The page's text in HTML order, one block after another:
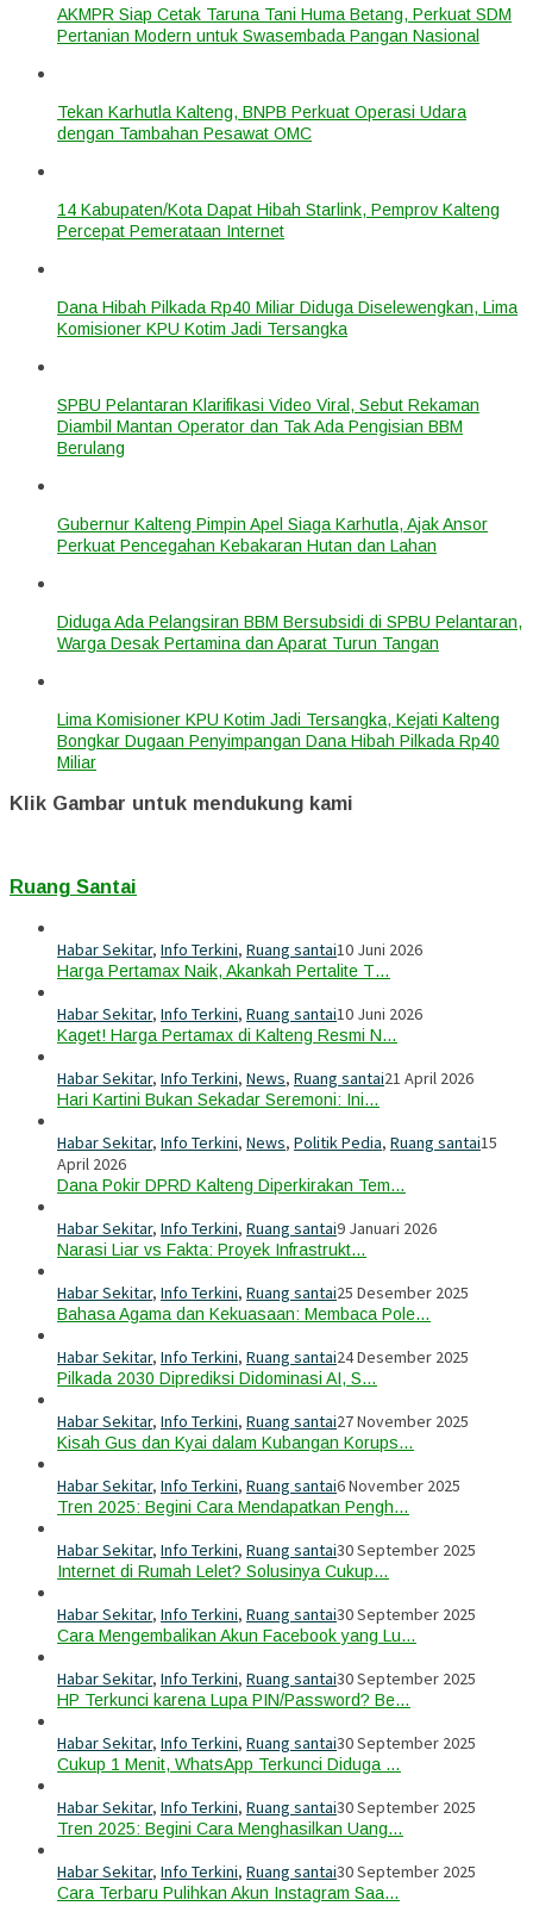
AKMPR Siap Cetak Taruna Tani Huma Betang, Perkuat SDM
Pertanian Modern untuk Swasembada Pangan Nasional
Tekan Karhutla Kalteng, BNPB Perkuat Operasi Udara
dengan Tambahan Pesawat OMC
14 Kabupaten/Kota Dapat Hibah Starlink, Pemprov Kalteng
Percepat Pemerataan Internet
Dana Hibah Pilkada Rp40 Miliar Diduga Diselewengkan, Lima
Komisioner KPU Kotim Jadi Tersangka
SPBU Pelantaran Klarifikasi Video Viral, Sebut Rekaman
Diambil Mantan Operator dan Tak Ada Pengisian BBM
Berulang
Gubernur Kalteng Pimpin Apel Siaga Karhutla, Ajak Ansor
Perkuat Pencegahan Kebakaran Hutan dan Lahan
Diduga Ada Pelangsiran BBM Bersubsidi di SPBU Pelantaran,
Warga Desak Pertamina dan Aparat Turun Tangan
Lima Komisioner KPU Kotim Jadi Tersangka, Kejati Kalteng
Bongkar Dugaan Penyimpangan Dana Hibah Pilkada Rp40
Miliar
Klik Gambar untuk mendukung kami
Ruang Santai
Habar Sekitar, Info Terkini, Ruang santai10 Juni 2026
Harga Pertamax Naik, Akankah Pertalite T…
Habar Sekitar, Info Terkini, Ruang santai10 Juni 2026
Kaget! Harga Pertamax di Kalteng Resmi N…
Habar Sekitar, Info Terkini, News, Ruang santai21 April 2026
Hari Kartini Bukan Sekadar Seremoni: Ini…
Habar Sekitar, Info Terkini, News, Politik Pedia, Ruang santai15
April 2026
Dana Pokir DPRD Kalteng Diperkirakan Tem…
Habar Sekitar, Info Terkini, Ruang santai9 Januari 2026
Narasi Liar vs Fakta: Proyek Infrastrukt…
Habar Sekitar, Info Terkini, Ruang santai25 Desember 2025
Bahasa Agama dan Kekuasaan: Membaca Pole…
Habar Sekitar, Info Terkini, Ruang santai24 Desember 2025
Pilkada 2030 Diprediksi Didominasi AI, S…
Habar Sekitar, Info Terkini, Ruang santai27 November 2025
Kisah Gus dan Kyai dalam Kubangan Korups…
Habar Sekitar, Info Terkini, Ruang santai6 November 2025
Tren 2025: Begini Cara Mendapatkan Pengh…
Habar Sekitar, Info Terkini, Ruang santai30 September 2025
Internet di Rumah Lelet? Solusinya Cukup…
Habar Sekitar, Info Terkini, Ruang santai30 September 2025
Cara Mengembalikan Akun Facebook yang Lu…
Habar Sekitar, Info Terkini, Ruang santai30 September 2025
HP Terkunci karena Lupa PIN/Password? Be…
Habar Sekitar, Info Terkini, Ruang santai30 September 2025
Cukup 1 Menit, WhatsApp Terkunci Diduga …
Habar Sekitar, Info Terkini, Ruang santai30 September 2025
Tren 2025: Begini Cara Menghasilkan Uang…
Habar Sekitar, Info Terkini, Ruang santai30 September 2025
Cara Terbaru Pulihkan Akun Instagram Saa…